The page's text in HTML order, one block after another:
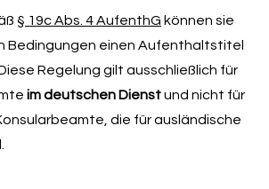
§ 19c Abs. 4 AufenthG können sie
Bedingungen einen Aufenthaltstitel
Regelung gilt ausschließlich für
im deutschen Dienstund nicht für
die für ausländische